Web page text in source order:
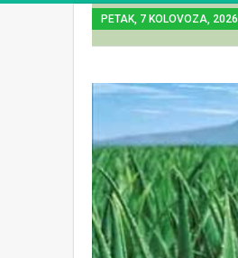
PETAK, 7 KOLOVOZA, 2026